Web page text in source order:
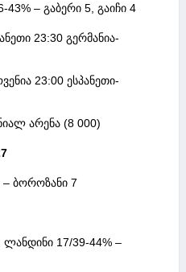
43% – გაბერი 5, გაიჩი 4
23:30 გერმანია-
23:00 ესპანეთი-
არენა (8 000)
– ბოროზანი 7
ლანდინი 17/39-44% –